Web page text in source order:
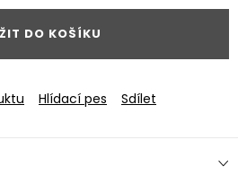
DO KOŠÍKU
Hlídací pes Sdílet